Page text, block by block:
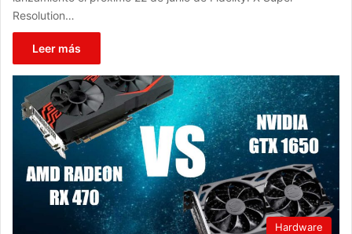
Resolution…
Leer más
Hardware